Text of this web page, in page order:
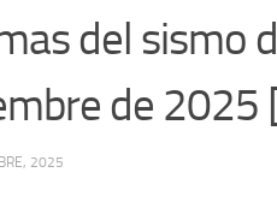
del sismo
de 2025
2025